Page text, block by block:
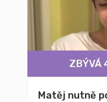
ZBÝVÁ
Matěj nutně